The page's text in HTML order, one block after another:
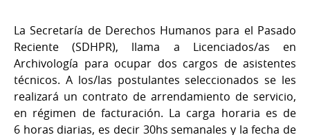
La Secretaría de Derechos Humanos para el Pasado
Reciente (SDHPR), llama a Licenciados/as en
Archivología para ocupar dos cargos de asistentes
técnicos. A los/las postulantes seleccionados se les
realizará un contrato de arrendamiento de servicio,
en régimen de facturación. La carga horaria es de
6 horas diarias, es decir 30hs semanales y la fecha de